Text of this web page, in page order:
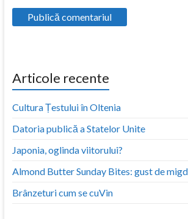
Articole recente
Cultura Țestului în Oltenia
Datoria publică a Statelor Unite
Japonia, oglinda viitorului?
Almond Butter Sunday Bites: gust de
Brânzeturi cum se cuVin